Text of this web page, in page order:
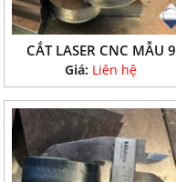
CẮT LASER CNC MẪU 9
Giá: Liên hệ